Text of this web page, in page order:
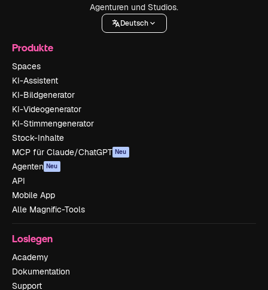
Agenturen und Studios.
Deutsch
Produkte
Spaces
KI-Assistent
KI-Bildgenerator
KI-Videogenerator
KI-Stimmengenerator
Stock-Inhalte
MCP für Claude/ChatGPT Neu
Agenten Neu
API
Mobile App
Alle Magnific-Tools
Loslegen
Academy
Dokumentation
Support